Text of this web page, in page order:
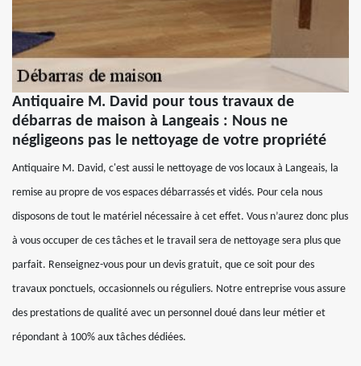
Antiquaire M. David pour tous travaux de
débarras de maison à Langeais : Nous ne
négligeons pas le nettoyage de votre propriété
Antiquaire M. David, c'est aussi le nettoyage de vos locaux à Langeais, la
remise au propre de vos espaces débarrassés et vidés. Pour cela nous
disposons de tout le matériel nécessaire à cet effet. Vous n’aurez donc plus
à vous occuper de ces tâches et le travail sera de nettoyage sera plus que
parfait. Renseignez-vous pour un devis gratuit, que ce soit pour des
travaux ponctuels, occasionnels ou réguliers. Notre entreprise vous assure
des prestations de qualité avec un personnel doué dans leur métier et
répondant à 100% aux tâches dédiées.